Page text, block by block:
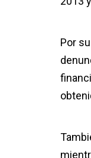
Por